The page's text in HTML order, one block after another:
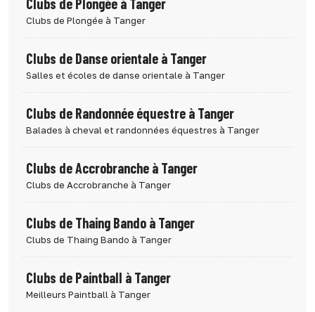
Clubs de Plongée à Tanger
Clubs de Danse orientale à Tanger
Salles et écoles de danse orientale à Tanger
Clubs de Randonnée équestre à Tanger
Balades à cheval et randonnées équestres à Tanger
Clubs de Accrobranche à Tanger
Clubs de Accrobranche à Tanger
Clubs de Thaing Bando à Tanger
Clubs de Thaing Bando à Tanger
Clubs de Paintball à Tanger
Meilleurs Paintball à Tanger